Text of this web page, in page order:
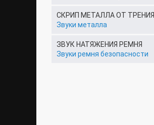
СКРИП МЕТАЛЛА ОТ ТРЕНИЯ
Звуки металла
ЗВУК НАТЯЖЕНИЯ РЕМНЯ
Звуки ремня безопасности